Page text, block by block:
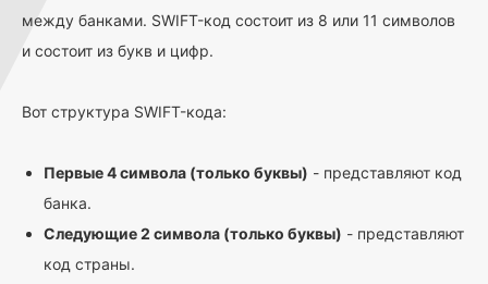
между банками. SWIFT-код состоит из 8 или 11 символов
и состоит из букв и цифр.
Вот структура SWIFT-кода:
Первые 4 символа (только буквы) - представляют код
банка.
Следующие 2 символа (только буквы) - представляют
код страны.